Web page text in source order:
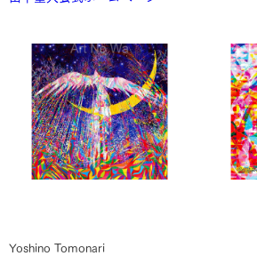
Yoshino Tomonari